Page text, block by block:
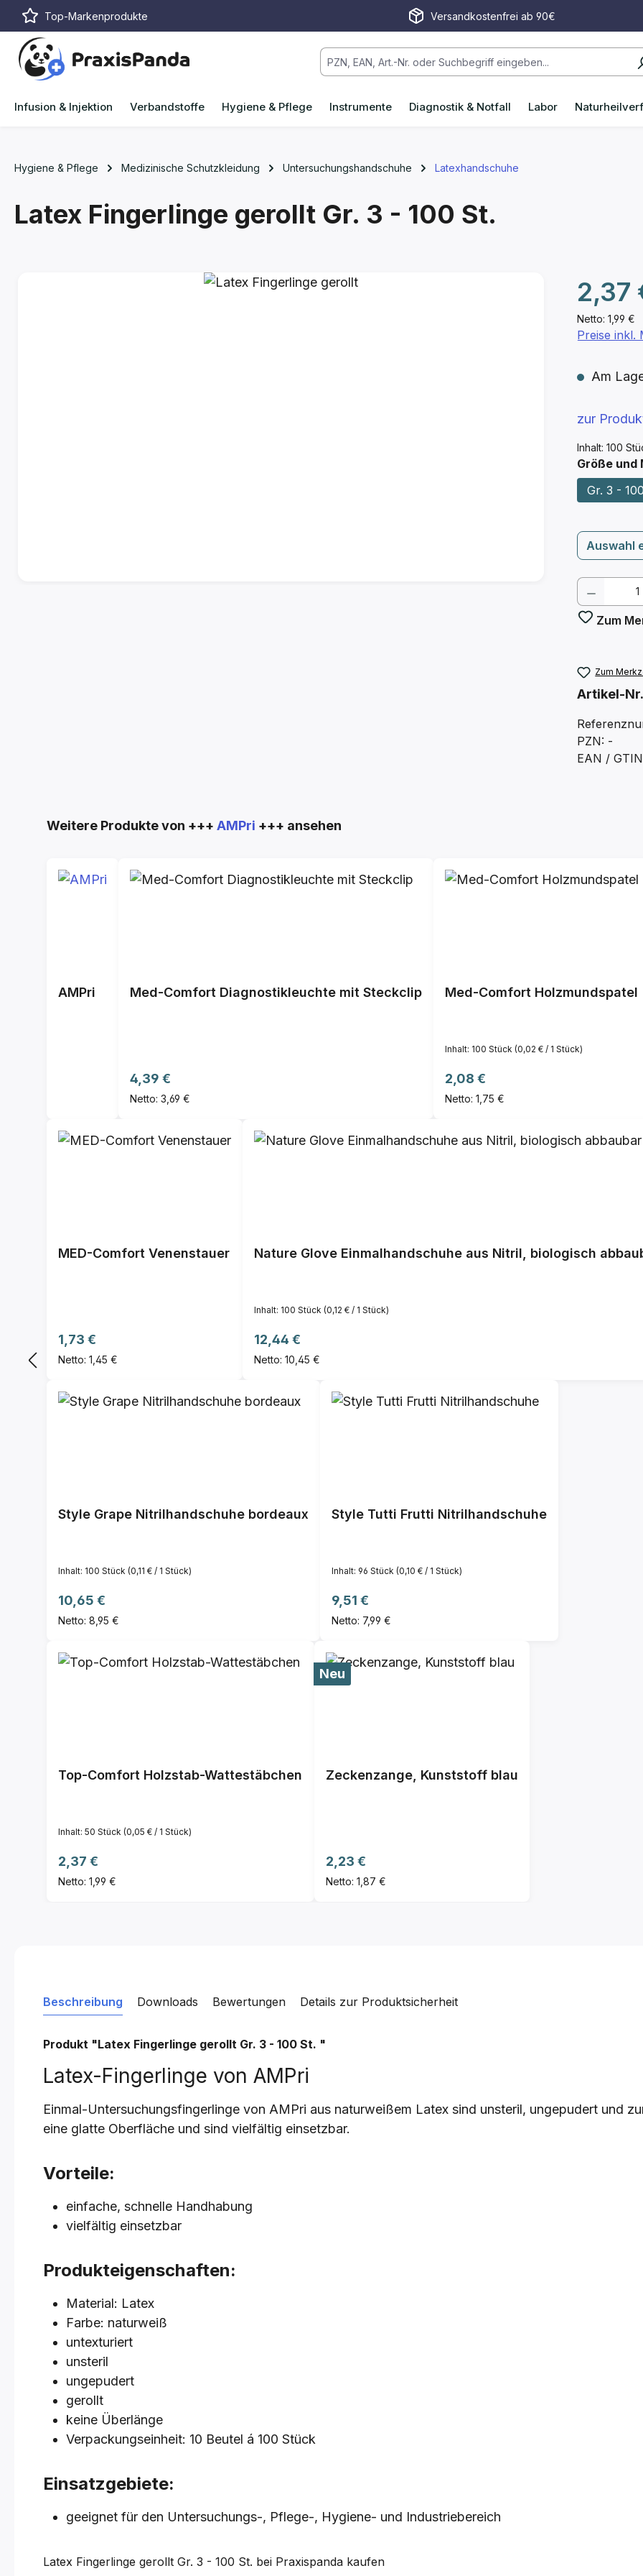
Hauptinhalt springen
Zur Suche springen
Zur Hauptnavigation springen
Top-Markenprodukte Versandkostenfrei ab 90€
Infusion & Injektion Verbandstoffe Hygiene & Pflege Instrumente Diagnostik & Notfall Labor
Hygiene & Pflege Medizinische Schutzkleidung Untersuchungshandschuhe Latexhandschuhe
Latex Fingerlinge gerollt Gr. 3 - 100 St.
Netto: 1,99 €
Regulärer
2,37
Inhalt: 100
Preise inkl.
Am
zur
Größe und
Gr. 3 -
Auswahl
Zum
Zum
Artikel-
PZN: -
EAN /
Produktgalerie überspringen
Weitere Produkte von +++ AMPri +++ ansehen
AMPri Med-Comfort Diagnostikleuchte mit Steckclip
Regulärer Preis:
4,39 €
Netto: 3,69 €
Med-Comfort Holzmundspatel
Inhalt: 100 Stück (0,02 € / 1 Stück)
Regulärer Preis:
2,08 €
Netto: 1,75 €
MED-Comfort Venenstauer
Regulärer Preis:
1,73 €
Netto: 1,45 €
Nature Glove Einmalhandschuhe aus Nitril, biologisch
Inhalt: 100 Stück (0,12 € / 1 Stück)
Regulärer Preis:
12,44 €
Netto: 10,45 €
Style Grape Nitrilhandschuhe bordeaux
Inhalt: 100 Stück (0,11 € / 1 Stück)
Regulärer Preis:
10,65 €
Netto: 8,95 €
Style Tutti Frutti Nitrilhandschuhe
Inhalt: 96 Stück (0,10 € / 1 Stück)
Regulärer Preis:
9,51 €
Netto: 7,99 €
Top-Comfort Holzstab-Wattestäbchen
Inhalt: 50 Stück (0,05 € / 1 Stück)
Regulärer Preis:
2,37 €
Netto: 1,99 €
Neu
Zeckenzange, Kunststoff blau
Regulärer Preis:
2,23 €
Netto: 1,87 €
Beschreibung Downloads Details zur Produktsicherheit
Bewertungen
Produkt "Latex Fingerlinge gerollt Gr. 3 - 100 St. "
Latex-Fingerlinge von AMPri
Einmal-Untersuchungsfingerlinge von AMPri aus naturweißem Latex sind unsteril, ungepudert und
eine glatte Oberfläche und sind vielfältig einsetzbar.
Vorteile:
einfache, schnelle Handhabung
vielfältig einsetzbar
Produkteigenschaften:
Material: Latex
Farbe: naturweiß
untexturiert
unsteril
ungepudert
gerollt
keine Überlänge
Verpackungseinheit: 10 Beutel á 100 Stück
Einsatzgebiete:
geeignet für den Untersuchungs-, Pflege-, Hygiene- und Industriebereich
Latex Fingerlinge gerollt Gr. 3 - 100 St. bei Praxispanda kaufen